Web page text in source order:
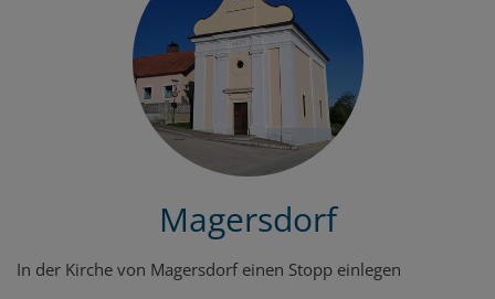
Magersdorf
In der Kirche von Magersdorf einen Stopp einlegen